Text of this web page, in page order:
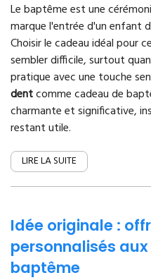
Le baptême est une
marque l'entrée d'un enfant
Choisir le cadeau idéal pour
sembler difficile, surtout
pratique avec une touche
dentcomme cadeau de
charmante et significative,
restant utile.
LIRE LA SUITE
Idée originale :
personnalisés
baptême